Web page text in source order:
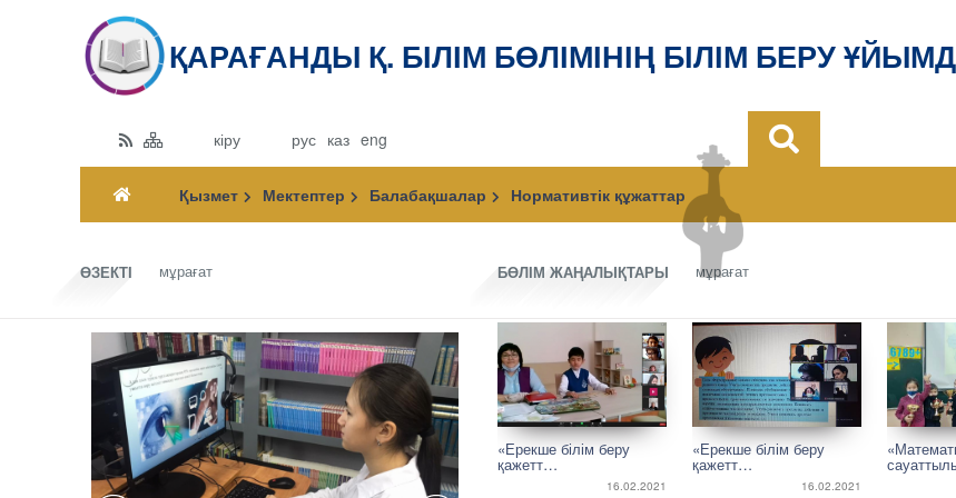
ҚАРАҒАНДЫ Қ. БІЛІМ БӨЛІМІНІҢ БІЛІМ БЕРУ
кіру рус каз eng
Қызмет Мектептер Балабақшалар Нормативтік құжаттар
ӨЗЕКТІ мұрағат БӨЛІМ ЖАҢАЛЫҚТАРЫ мұрағат
«Ерекше білім беру
қажетт…
16.02.2021
«Ерекше білім беру
қажетт…
16.02.2021